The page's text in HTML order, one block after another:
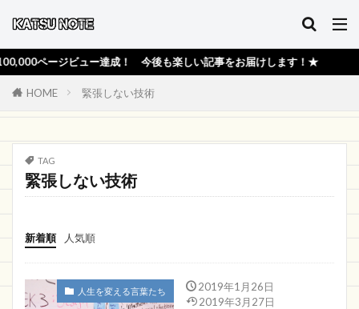
ページビュー達成！ 今後も楽しい記事をお届けします！★
HOME 緊張しない技術
TAG
緊張しない技術
新着順 人気順
人生を変える言葉たち
2019年1月26日
2019年3月27日